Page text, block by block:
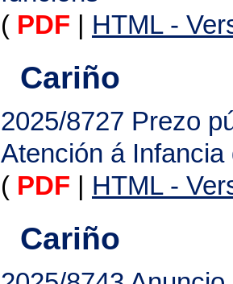
( PDF HTML -
Cariño
2025/8727 Prezo
Atención á
( PDF HTML -
Cariño